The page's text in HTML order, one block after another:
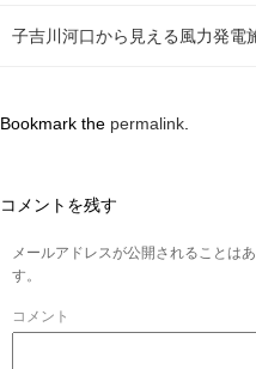
子吉川河口から見える風力発電
Bookmark the permalink
コメントを残す
メールアドレスが公開されることは
す。
コメント